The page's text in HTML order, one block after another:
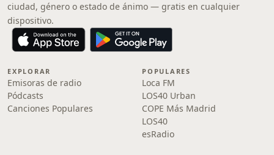
ciudad, género o estado de ánimo — gratis en cualquier
dispositivo.
EXPLORAR
Emisoras de radio
Pódcasts
Canciones Populares
POPULARES
Loca FM
LOS40 Urban
COPE Más Madrid
LOS40
esRadio